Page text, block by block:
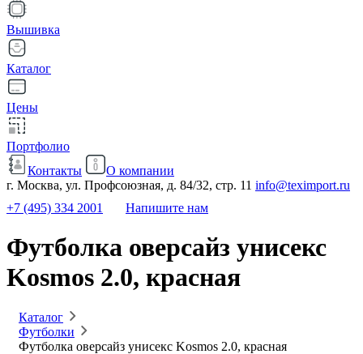
Вышивка
Каталог
Цены
Портфолио
Контакты
О компании
г. Москва, ул. Профсоюзная, д. 84/32, стр. 11 info@teximport.ru
+7 (495) 334 2001
Напишите нам
Футболка оверсайз унисекс
Kosmos 2.0, красная
Каталог
Футболки
Футболка оверсайз унисекс Kosmos 2.0, красная